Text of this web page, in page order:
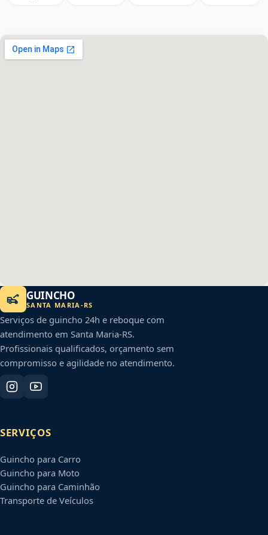
GUINCHO
SANTA MARIA -RS
Serviços de guincho 24h e reboque com
atendimento em Santa Maria-RS.
Profissionais qualificados, orçamento sem
compromisso e agilidade no atendimento.
SERVIÇOS
Guincho para Carro
Guincho para Moto
Guincho para Caminhão
Transporte de Veículos